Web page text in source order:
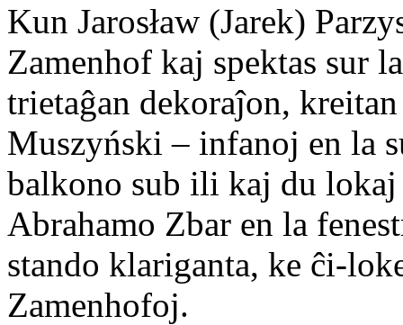
Kun Jarosław (Jarek)
Zamenhof kaj spektas sur
trietaĝan dekoraĵon,
Muszyński – infanoj en la
balkono sub ili kaj du lokaj
Abrahamo Zbar en la
stando klariganta, ke ĉi-
Zamenhofoj.